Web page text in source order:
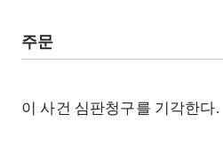
주문
이 사건 심판청구를 기각한다.